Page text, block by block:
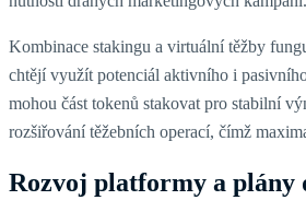
Kombinace stakingu a virtuální těžby
chtějí využít potenciál aktivního i
mohou část tokenů stakovat pro stabilní
rozšiřování těžebních operací, čímž
Rozvoj platformy a plány